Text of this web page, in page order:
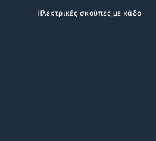
Ηλεκτρικές σκούπες με κάδο